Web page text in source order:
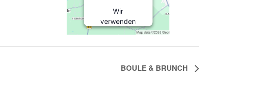
Wir
verwenden
einen Service
KarteninhalteBOULE & BRUNCH